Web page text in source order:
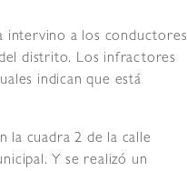
intervino a los conductores
distrito. Los infractores
indican que está
la cuadra 2 de la calle
Y se realizó un